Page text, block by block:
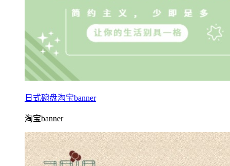
日式碗盘淘宝banner
淘宝banner